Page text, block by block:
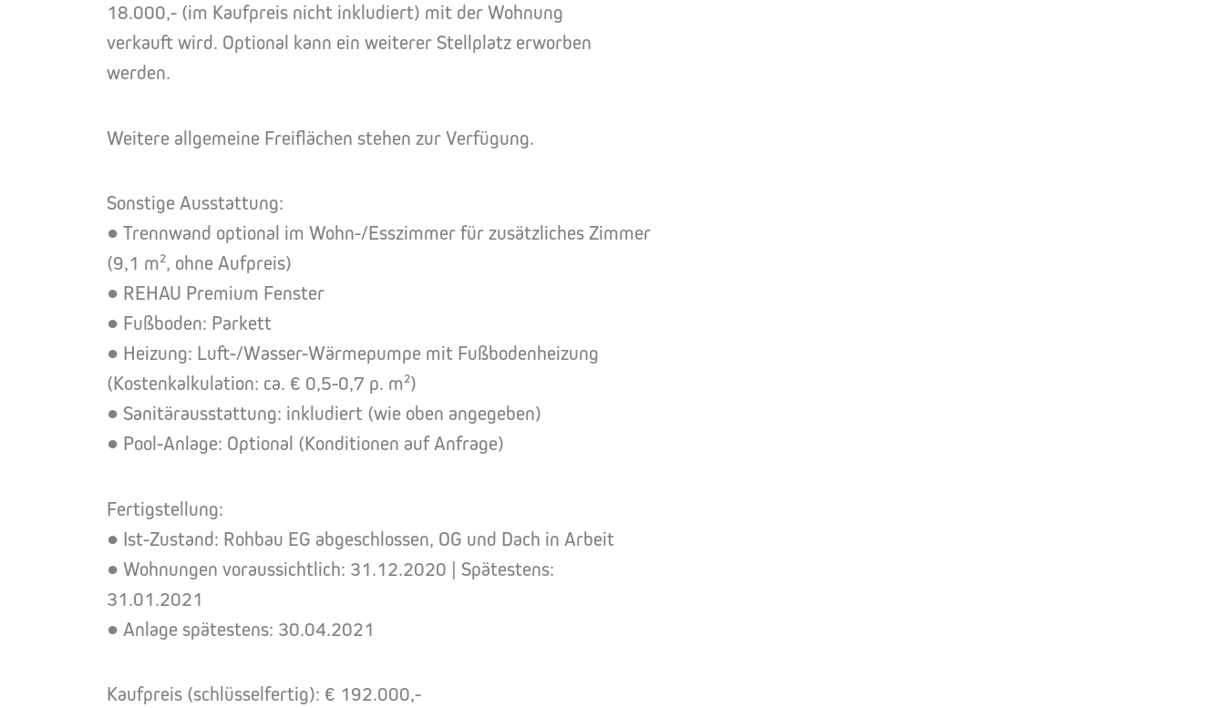
18.000,- (im Kaufpreis nicht inkludiert) mit der Wohnung
verkauft wird. Optional kann ein weiterer Stellplatz erworben
werden.
Weitere allgemeine Freiflächen stehen zur Verfügung.
Sonstige Ausstattung:
● Trennwand optional im Wohn-/Esszimmer für zusätzliches Zimmer
(9,1 m², ohne Aufpreis)
● REHAU Premium Fenster
● Fußboden: Parkett
● Heizung: Luft-/Wasser-Wärmepumpe mit Fußbodenheizung
(Kostenkalkulation: ca. € 0,5-0,7 p. m²)
● Sanitärausstattung: inkludiert (wie oben angegeben)
● Pool-Anlage: Optional (Konditionen auf Anfrage)
Fertigstellung:
● Ist-Zustand: Rohbau EG abgeschlossen, OG und Dach in Arbeit
● Wohnungen voraussichtlich: 31.12.2020 | Spätestens:
31.01.2021
● Anlage spätestens: 30.04.2021
Kaufpreis (schlüsselfertig): € 192.000,-